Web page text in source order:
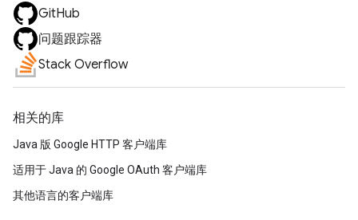
GitHub
问题跟踪器
Stack Overflow
相关的库
Java 版 Google HTTP 客户端库
适用于 Java 的 Google OAuth 客户端库
其他语言的客户端库